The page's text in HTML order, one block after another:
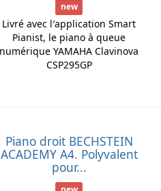
new
Livré avec l′application Smart
Pianist, le piano à queue
numérique YAMAHA Clavinova
CSP295GP
Piano droit BECHSTEIN
ACADEMY A4. Polyvalent
pour...